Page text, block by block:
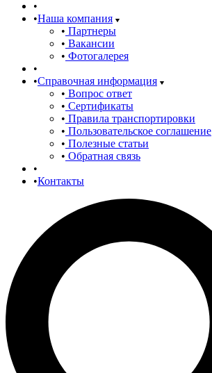
Наша компания
Партнеры
Вакансии
Фотогалерея
Справочная информация
Вопрос ответ
Сертификаты
Правила транспортировки
Пользовательское соглашение
Полезные статьи
Обратная связь
Контакты